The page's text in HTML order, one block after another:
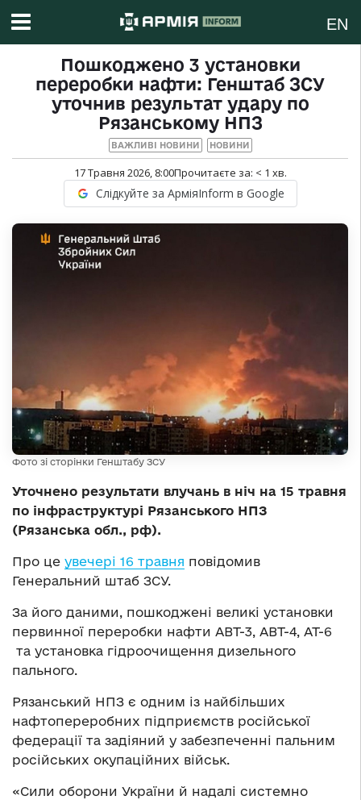
EN
Пошкоджено 3 установки
переробки нафти: Генштаб ЗСУ
уточнив результат удару по
Рязанському НПЗ
ВАЖЛИВІ НОВИНИ НОВИНИ
17 Травня 2026, 8:00Прочитаєте за: < 1 хв.
Слідкуйте за АрміяInform в Google
Фото зі сторінки Генштабу ЗСУ
Уточнено результати влучань в ніч на 15 травня
по інфраструктурі Рязанського НПЗ
(Рязанська обл., рф).
Про це увечері 16 травня повідомив
Генеральний штаб ЗСУ.
За його даними, пошкоджені великі установки
первинної переробки нафти АВТ-3, АВТ-4, АТ-6
та установка гідроочищення дизельного
пального.
Рязанський НПЗ є одним із найбільших
нафтопереробних підприємств російської
федерації та задіяний у забезпеченні пальним
російських окупаційних військ.
«Сили оборони України й надалі системно